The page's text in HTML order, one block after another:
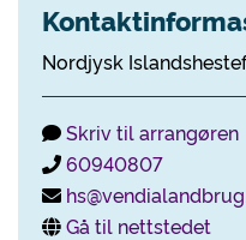
Nordjysk
Skriv til arrangøren
60940807
Gå til nettstedet